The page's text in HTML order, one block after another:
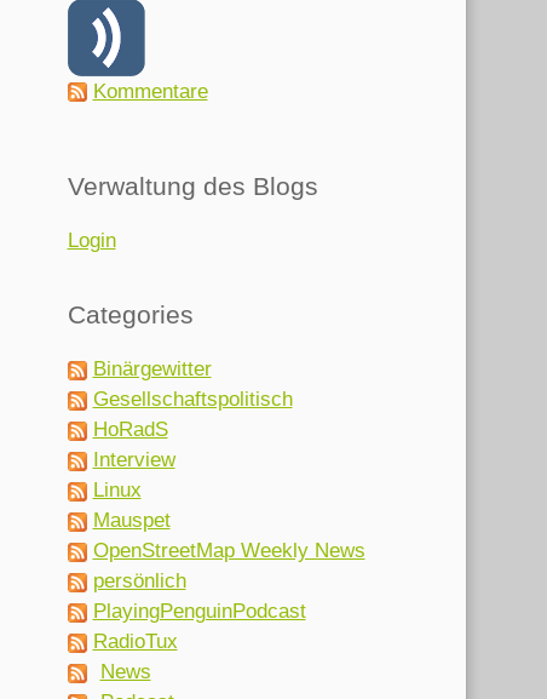
Kommentare
Verwaltung des Blogs
Login
Categories
Binärgewitter
Gesellschaftspolitisch
HoRadS
Interview
Linux
Mauspet
OpenStreetMap Weekly News
persönlich
PlayingPenguinPodcast
RadioTux
News